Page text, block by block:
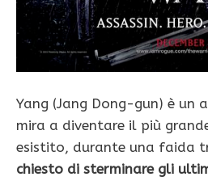
Yang (Jang Dong-gun) è un
mira a diventare il più
esistito, durante una faida
chiesto di sterminare gli